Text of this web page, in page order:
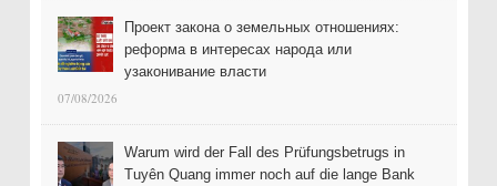
Проект закона о земельных отношениях:
реформа в интересах народа или
узаконивание власти
07/08/2026
Warum wird der Fall des Prüfungsbetrugs in
Tuyên Quang immer noch auf die lange Bank